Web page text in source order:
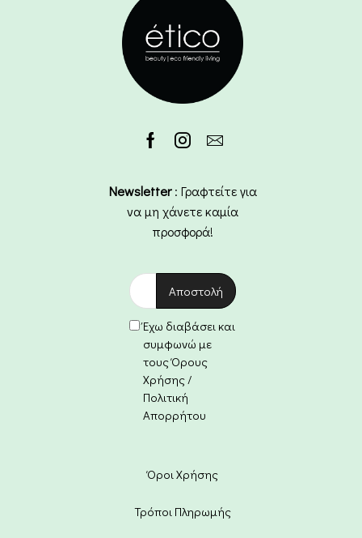
Newsletter: Γραφτείτε για
να μη χάνετε καμία
προσφορά!
Έχω διαβάσει και
συμφωνώ με
τους Όρους
Χρήσης /
Πολιτική
Απορρήτου
Όροι Χρήσης
Τρόποι Πληρωμής